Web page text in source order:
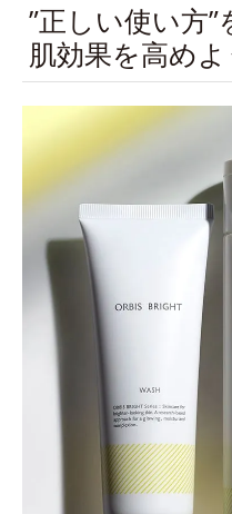
”正しい使い方
肌効果を高めよ